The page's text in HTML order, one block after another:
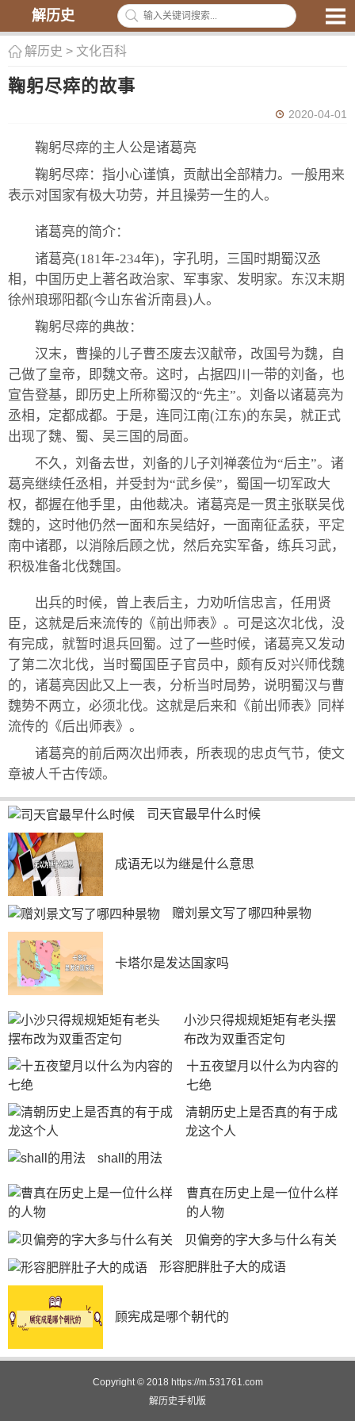
解历史
解历史 > 文化百科
鞠躬尽瘁的故事
2020-04-01
鞠躬尽瘁的主人公是诸葛亮
鞠躬尽瘁：指小心谨慎，贡献出全部精力。一般用来
表示对国家有极大功劳，并且操劳一生的人。
诸葛亮的简介：
诸葛亮(181年-234年)，字孔明，三国时期蜀汉丞
相，中国历史上著名政治家、军事家、发明家。东汉末期
徐州琅琊阳都(今山东省沂南县)人。
鞠躬尽瘁的典故：
汉末，曹操的儿子曹丕废去汉献帝，改国号为魏，自
己做了皇帝，即魏文帝。这时，占据四川一带的刘备，也
宣告登基，即历史上所称蜀汉的“先主”。刘备以诸葛亮为
丞相，定都成都。于是，连同江南(江东)的东吴，就正式
出现了魏、蜀、吴三国的局面。
不久，刘备去世，刘备的儿子刘禅袭位为“后主”。诸
葛亮继续任丞相，并受封为“武乡侯”，蜀国一切军政大
权，都握在他手里，由他裁决。诸葛亮是一贯主张联吴伐
魏的，这时他仍然一面和东吴结好，一面南征孟获，平定
南中诸郡，以消除后顾之忧，然后充实军备，练兵习武，
积极准备北伐魏国。
出兵的时候，曾上表后主，力劝听信忠言，任用贤
臣，这就是后来流传的《前出师表》。可是这次北伐，没
有完成，就暂时退兵回蜀。过了一些时候，诸葛亮又发动
了第二次北伐，当时蜀国臣子官员中，颇有反对兴师伐魏
的，诸葛亮因此又上一表，分析当时局势，说明蜀汉与曹
魏势不两立，必须北伐。这就是后来和《前出师表》同样
流传的《后出师表》。
诸葛亮的前后两次出师表，所表现的忠贞气节，使文
章被人千古传颂。
司天官最早什么时候
成语无以为继是什么意思
赠刘景文写了哪四种景物
卡塔尔是发达国家吗
小沙只得规规矩矩有老头摆
布改为双重否定句
十五夜望月以什么为内容的
七绝
清朝历史上是否真的有于成
龙这个人
shall的用法
曹真在历史上是一位什么样
的人物
贝偏旁的字大多与什么有关
形容肥胖肚子大的成语
顾宪成是哪个朝代的
Copyright © 2018 https://m.531761.com
解历史手机版